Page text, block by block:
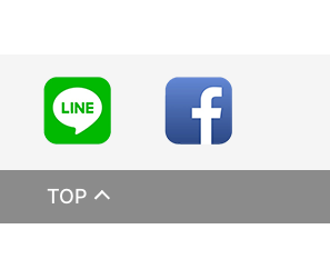
ｔｈｅ ｐｒｏｊｅｃｔ （Ｂｉｇ Ｂａ
ーマ （指導前 Ｖｅｒ．）
マ （指導後 Ｖｅｒ．）
作品９５「新世界より」第２楽章
ｅｒ．）
TOP